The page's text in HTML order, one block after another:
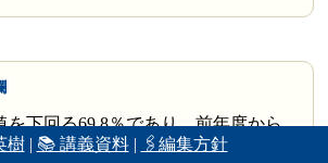
樹| 📚 講義資料| 🖇編集方針
を下回る69.8％であり、前年度から
た。増加の要因としては、公債費の